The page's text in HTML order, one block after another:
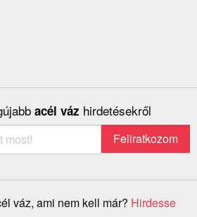
acél váz hirdetésekről
váz, ami nem kell már? Hirdesse